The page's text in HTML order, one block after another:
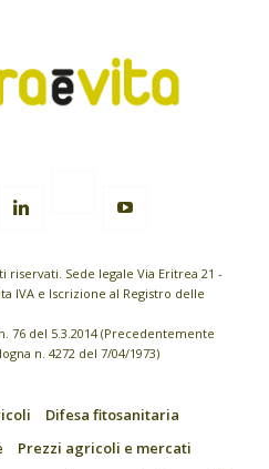
Sede legale Via Eritrea 21 -
IVA e Iscrizione al Registro delle
76 del 5.3.2014 (Precedentemente
n. 4272 del 7/04/1973)
Difesa fitosanitaria
Prezzi agricoli e mercati